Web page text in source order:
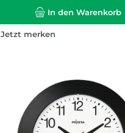
In den Warenkorb
Jetzt merken